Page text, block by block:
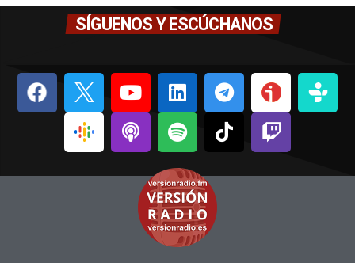
SÍGUENOS Y ESCÚCHANOS